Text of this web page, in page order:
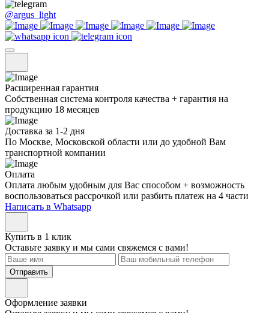
@argus_light
Расширенная гарантия
Собственная система контроля качества + гарантия на
продукцию 18 месяцев
Доставка за 1-2 дня
По Москве, Московской области или до удобной Вам
транспортной компании
Оплата
Оплата любым удобным для Вас способом + возможность
воспользоваться рассрочкой или разбить платеж на 4 части
Написать в Whatsapp
Купить в 1 клик
Оставьте заявку и мы сами свяжемся с вами!
Отправить
Оформление заявки